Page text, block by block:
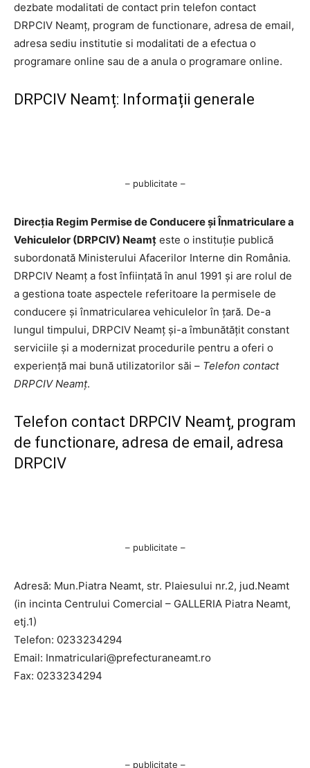
dezbate modalitati de contact prin telefon contact
DRPCIV Neamț, program de functionare, adresa de email,
adresa sediu institutie si modalitati de a efectua o
programare online sau de a anula o programare online.
DRPCIV Neamț: Informații generale
– publicitate –
Direcția Regim Permise de Conducere și Înmatriculare a
Vehiculelor (DRPCIV) Neamț este o instituție publică
subordonată Ministerului Afacerilor Interne din România.
DRPCIV Neamț a fost înființată în anul 1991 și are rolul de
a gestiona toate aspectele referitoare la permisele de
conducere și înmatricularea vehiculelor în țară. De-a
lungul timpului, DRPCIV Neamț și-a îmbunătățit constant
serviciile și a modernizat procedurile pentru a oferi o
experiență mai bună utilizatorilor săi – Telefon contact
DRPCIV Neamț.
Telefon contact DRPCIV Neamț, program
de functionare, adresa de email, adresa
DRPCIV
– publicitate –
Adresă: Mun.Piatra Neamt, str. Plaiesului nr.2, jud.Neamt
(in incinta Centrului Comercial – GALLERIA Piatra Neamt,
etj.1)
Telefon: 0233234294
Email: Inmatriculari@prefecturaneamt.ro
Fax: 0233234294
– publicitate –